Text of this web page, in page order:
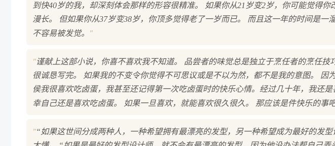
到快40岁的我，却深刻体会那样的形容很精准。 如果你从21岁变2岁，你可能觉得
漫长。 但如果你从37岁变38岁，你顶多觉得老了一岁而已。 而且这一年的时间是一
不容易被发觉。
"
"谨献上这部小说，你喜不喜欢我不知道。 品尝者的味觉总是独立于烹任者的烹任技
很诚恳写完。 如果我的不变令你觉得不可思议或是不以为然，都不是我的意图。 因
侯我很喜欢吃卤蛋，我甚至还记得第一次吃卤蛋时的快乐心情。经过几十年，我还
幸自己还是喜欢吃卤蛋。 如果一旦喜欢，就能喜欢很久很久。 那应该是件快乐的事吧
"“如果这世间分成两种人，一种希望拥有最漂亮的发型，另一种希望成为最好的发